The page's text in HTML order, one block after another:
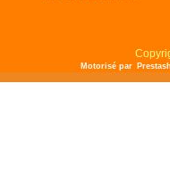
Motorisé par